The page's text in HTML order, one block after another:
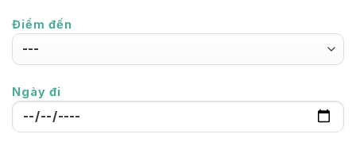
Điểm đến
Ngày đi